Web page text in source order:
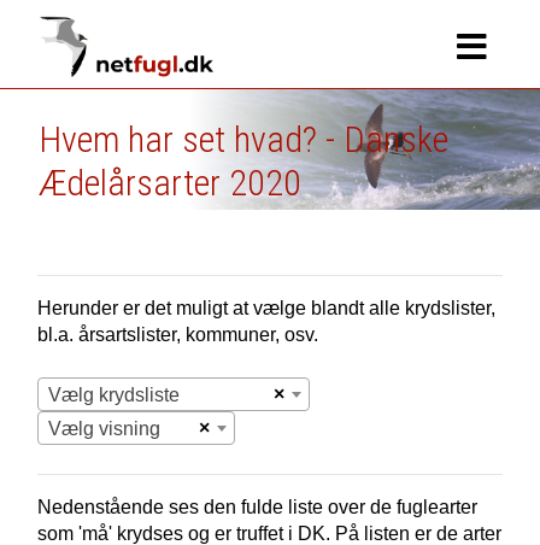
Hvem har set hvad? - Danske
Ædelårsarter 2020
Herunder er det muligt at vælge blandt alle krydslister,
bl.a. årsartslister, kommuner, osv.
×
Vælg krydsliste
×
Vælg visning
Nedenstående ses den fulde liste over de fuglearter
som 'må' krydses og er truffet i DK. På listen er de arter